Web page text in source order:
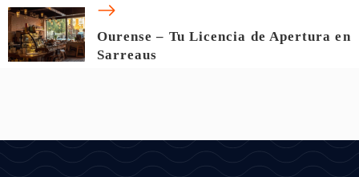
Ourense – Tu Licencia de Apertura en
Sarreaus